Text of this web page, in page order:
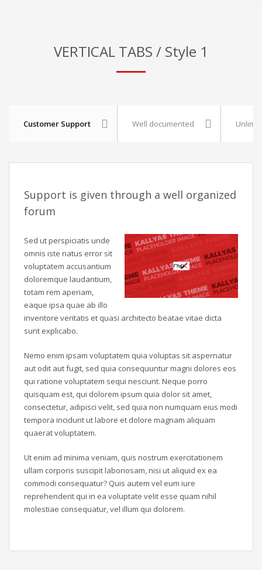
VERTICAL TABS / Style 1
Customer Support Well documented
Support is given through a well organized
forum
Sed ut perspiciatis unde
omnis iste natus error sit
voluptatem accusantium
doloremque laudantium,
totam rem aperiam,
eaque ipsa quae ab illo
inventore veritatis et quasi architecto beatae vitae dicta
sunt explicabo.
Nemo enim ipsam voluptatem quia voluptas sit aspernatur
aut odit aut fugit, sed quia consequuntur magni dolores eos
qui ratione voluptatem sequi nesciunt. Neque porro
quisquam est, qui dolorem ipsum quia dolor sit amet,
consectetur, adipisci velit, sed quia non numquam eius modi
tempora incidunt ut labore et dolore magnam aliquam
quaerat voluptatem.
Ut enim ad minima veniam, quis nostrum exercitationem
ullam corporis suscipit laboriosam, nisi ut aliquid ex ea
commodi consequatur? Quis autem vel eum iure
reprehenderit qui in ea voluptate velit esse quam nihil
molestiae consequatur, vel illum qui dolorem.